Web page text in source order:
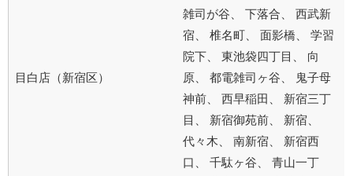
目白店（新宿区）
雑司が谷、 下落合、 西武新
宿、 椎名町、 面影橋、 学習
院下、 東池袋四丁目、 向
原、 都電雑司ヶ谷、 鬼子母
神前、 西早稲田、 新宿三丁
目、 新宿御苑前、 新宿、
代々木、 南新宿、 新宿西
口、 千駄ヶ谷、 青山一丁